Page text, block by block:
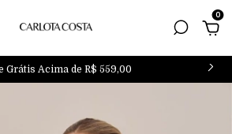
0
Grátis Acima de R$ 559,00